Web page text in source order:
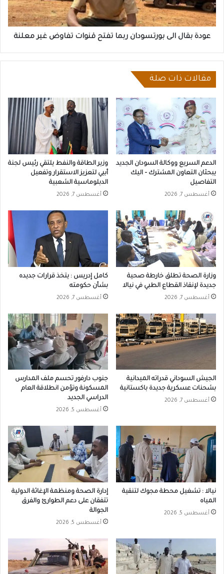
قنوات
تفاوض
غير
معلنة
عودة بقال الى بورتسودان ربما تفتح قنوات تفاوض غير معلنة
مقالات ذات صلة
الدعم السريع ووكالة السودان الجديد
يبحثان التعاون المشترك – اليك
التفاصيل
أغسطس 7, 2026
وزير الطاقة والنفط يلتقي رئيس لجنة
أبيي لتعزيز الاستقرار وتفعيل
الدبلوماسية الشعبية
أغسطس 7, 2026
وزارة الصحة تطلق خارطة صحية
جديدة لإنقاذ القطاع الطبي في نيالا
أغسطس 7, 2026
كامل إدريس : يتخذ قرارات جديده
بشأن حكومته
أغسطس 7, 2026
الجيش السوداني قدراته الميدانية
بشحنات عسكرية جديدة باكستانية
أغسطس 7, 2026
جنوب دارفور تحسم ملف المدارس
المسكونة وتؤمن انطلاقة العام
الدراسي الجديد
أغسطس 5, 2026
نيالا : تشغيل محطة مجوك لتنقية
المياه
أغسطس 5, 2026
إدارة الصحة ومنظمة الإغاثة الدولية
تتفقان على دعم الطوارئ والفرق
الجوالة
أغسطس 5, 2026